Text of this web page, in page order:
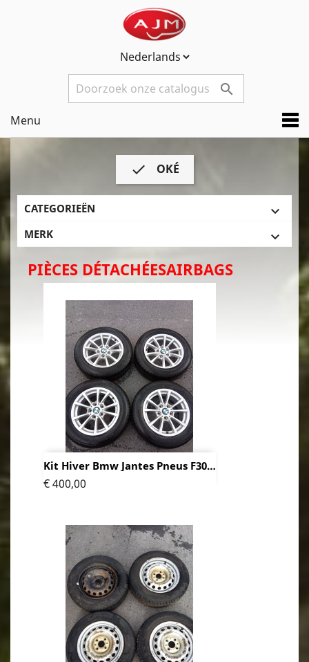

Menu
 OKÉ
CATEGORIEËN 
MERK 
PIÈCES DÉTACHÉESAIRBAGS
Kit Hiver Bmw Jantes Pneus F30
F31
Prijs
€ 400,00